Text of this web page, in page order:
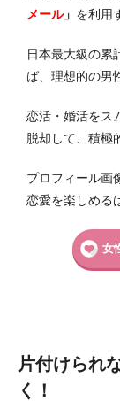
メール」 を利用
日本最大級の累
ば、理想的の男
恋活・婚活をス
脱却して、積極
プロフィール画
恋愛を楽しめる
女
片付けられ
く！